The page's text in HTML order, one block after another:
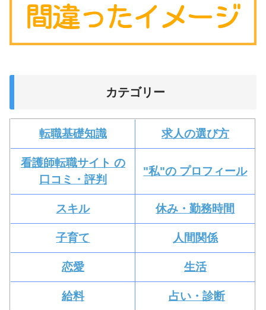
カテゴリー
転職基礎知識 求人の選び方
看護師転職サイト の
口コミ・評判
"私"の プロフィール
スキル 休み・勤務時間
子育て 人間関係
恋愛 生活
給料 占い・診断